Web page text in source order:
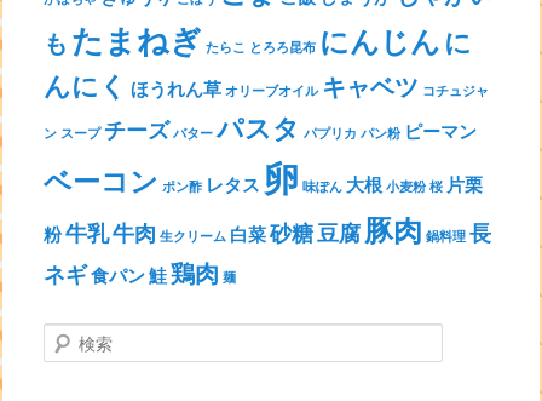
も たまねぎ たらこ とろろ昆布 にんじんに
んにく ほうれん草 オリーブオイル キャベツ コチュジャ
ン スープ チーズ バター パスタ パプリカ パン粉 ピーマン
ベーコン ポン酢 レタス 卵 味ぽん 大根 小麦粉 桜 片栗
粉牛乳牛肉 生クリーム 白菜砂糖豆腐豚肉 鍋料理 長
ネギ食パン鮭鶏肉 麺
検索